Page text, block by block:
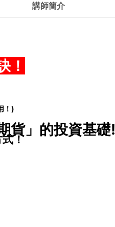
講師簡介
！
！)
貨」的投資基礎!
！